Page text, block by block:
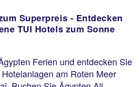
Superpreis - Entdecken
TUI Hotels zum Sonne
Ferien und entdecken Sie
am Roten Meer